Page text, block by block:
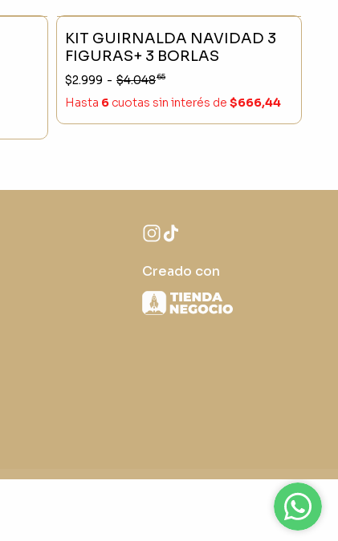
SIN STOCK - 25 %
KIT GUIRNALDA NAVIDAD 3
FIGURAS+ 3 BORLAS
$2.999 - $4.04865
Hasta 6 cuotas sin interés de $666,44
Creado con